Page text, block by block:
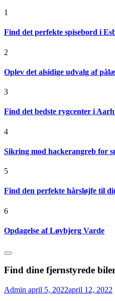
1
Find det perfekte spisebord i
2
Oplev det alsidige udvalg af
3
Find det bedste rygcenter i
4
Sikring mod hackerangreb for
5
Find den perfekte hårsløjfe til
6
Opdagelse af Løvbjerg Varde
Find dine fjernstyrede
Admin april 5, 2022april 12, 2022